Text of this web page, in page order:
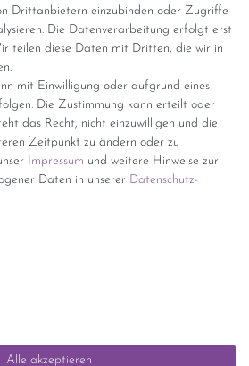
Drittanbietern einzubinden oder Zugriffe
Die Datenverarbeitung erfolgt erst
teilen diese Daten mit Dritten, die wir in
mit Einwilligung oder aufgrund eines
Die Zustimmung kann erteilt oder
das Recht, nicht einzuwilligen und die
Zeitpunkt zu ändern oder zu
Impressum und weitere Hinweise zur
Daten in unserer Daten­schutz­
Alle akzeptieren
oder DHL (8,49 Euro ) inkl. MwSt.
Euro Warenwert (innerhalb
Versandkosten
Schrank? Gerne kaufen wir dieses an.
anfordern.
(Dieser Artikel unterliegt gem. § 25a
ein Ausweis der
auf der Rechnung erfolgt nicht.)